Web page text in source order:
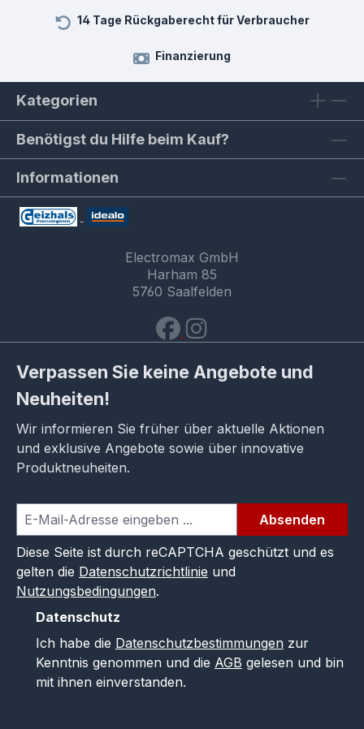
14 Tage Rückgaberecht für Verbraucher
Finanzierung
Kategorien
Benötigst du Hilfe beim Kauf?
Informationen
Electromax GmbH
Harham 85
5760 Saalfelden
Verpassen Sie keine Angebote und
Neuheiten!
Wir informieren Sie früher über aktuelle Aktionen
und exklusive Angebote sowie über innovative
Produktneuheiten.
Absenden
Diese Seite ist durch reCAPTCHA geschützt und es
gelten die Datenschutzrichtlinie und
Nutzungsbedingungen.
Datenschutz
Ich habe die Datenschutzbestimmungen zur
Kenntnis genommen und die AGB gelesen und bin
mit ihnen einverstanden.